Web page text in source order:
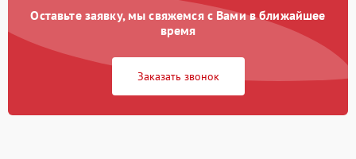
Оставьте заявку, мы свяжемся с Вами в ближайшее
время
Заказать звонок